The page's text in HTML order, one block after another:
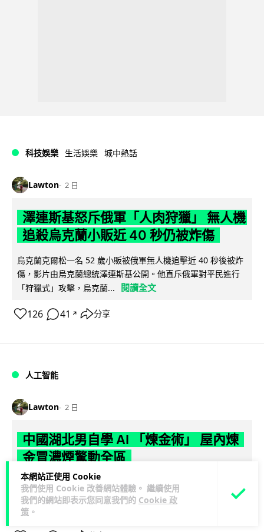
本網站正使用 Cookie
我們使用 Cookie 改善網站體驗。 繼續使用
我們的網站即表示您同意我們的 Cookie 政
策 。
科技娛樂 生活娛樂 城中熱話
Lawton 2 日
澤連斯基怒斥俄軍「人肉狩獵」 無人機
追殺烏克蘭小販近 40 秒仍被炸傷
烏克蘭克爾松一名 52 歲小販被俄軍無人機追擊近 40 秒後被炸
傷，影片由烏克蘭總統澤連斯基公開。他直斥俄軍對平民進行
「狩獵式」攻擊，烏克蘭...
閱讀全文
126 41 ↗ 分享
人工智能
Lawton 2 日
中國湖北男自學 AI 「煉金術」 屋內煉
金冒濃煙驚動全區
中國湖北黃石一名男子見金價高企，利用 AI 自學提煉黃金，在
租住單位私設高壓爐及作坊冶煉，過程產生大量刺鼻濃煙，驚
動鄰居報警。警方到場揭發整...